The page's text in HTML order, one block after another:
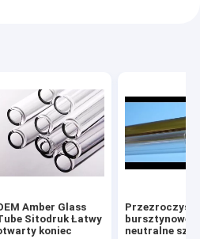
Amber Glass
Sitodruk Łatwy
koniec
bursztynowe
neutralne